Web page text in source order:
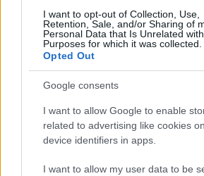
I want to opt-out of Collection, Use,
Retention, Sale, and/or Sharing of
Personal Data that Is Unrelated
Purposes for which it was collected.
Opted Out
Google consents
I want to allow Google to enable
related to advertising like cookies
device identifiers in apps.
I want to allow my user data to be
PIÙ LETTI
Chouchaa: chi è il calciatore
2
Lazio e Milan: tutti gli ex calciatori
indossato le due maglie
estiva in diretta